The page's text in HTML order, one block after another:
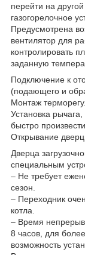
перейти на
газогорелочное
Предусмотрена
вентилятор для
контролировать
заданную
Подключение к
(подающего и
Монтаж
Установка
быстро
Открывание
Дверца
специальным
– Не требует
сезон.
– Переходник
котла.
– Время
8 часов, для
возможность